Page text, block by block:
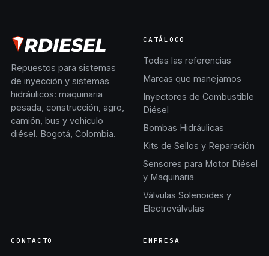
Repuestos para sistemas
de inyección y sistemas
hidráulicos: maquinaria
pesada, construcción, agro,
camión, bus y vehículo
diésel. Bogotá, Colombia.
CATÁLOGO
Todas las referencias
Marcas que manejamos
Inyectores de Combustible
Diésel
Bombas Hidráulicas
Kits de Sellos y Reparación
Sensores para Motor Diésel
y Maquinaria
Válvulas Solenoides y
Electroválvulas
CONTACTO EMPRESA